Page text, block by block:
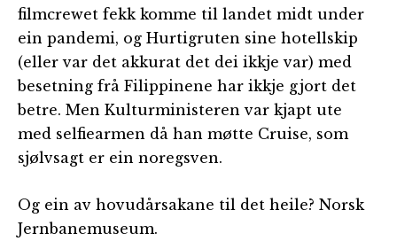
filmcrewet fekk komme til landet midt under
ein pandemi, og Hurtigruten sine hotellskip
(eller var det akkurat det dei ikkje var) med
besetning frå Filippinene har ikkje gjort det
betre. Men Kulturministeren var kjapt ute
med selfiearmen då han møtte Cruise, som
sjølvsagt er ein noregsven.
Og ein av hovudårsakane til det heile? Norsk
Jernbanemuseum.